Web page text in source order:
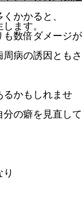
かかると、
ます。
も数倍ダメージが
病の誘因ともさ
るかもしれませ
の癖を見直して